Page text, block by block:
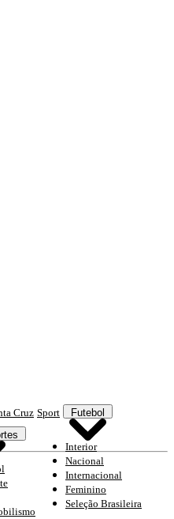
Cruz Sport Futebol
Interior
Nacional
Internacional
Feminino
Seleção Brasileira